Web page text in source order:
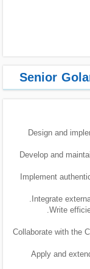
● Design and
● Develop and
● Implement
● Collaborate with
● Apply and